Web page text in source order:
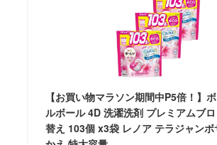
【お買い物マラソン期間中P5倍！】
ルボール 4D 洗濯洗剤 プレミアムブ
替え 103個 x3袋 レノア テラジャン